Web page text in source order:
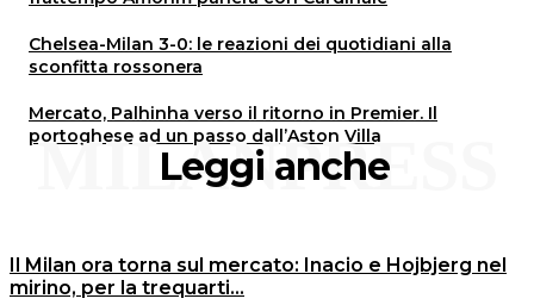
Chelsea-Milan 3-0: le reazioni dei quotidiani alla
sconfitta rossonera
Mercato, Palhinha verso il ritorno in Premier. Il
portoghese ad un passo dall’Aston Villa
Leggi anche
MILANPRESS
Il Milan ora torna sul mercato: Inacio e Hojbjerg nel
mirino, per la trequarti…